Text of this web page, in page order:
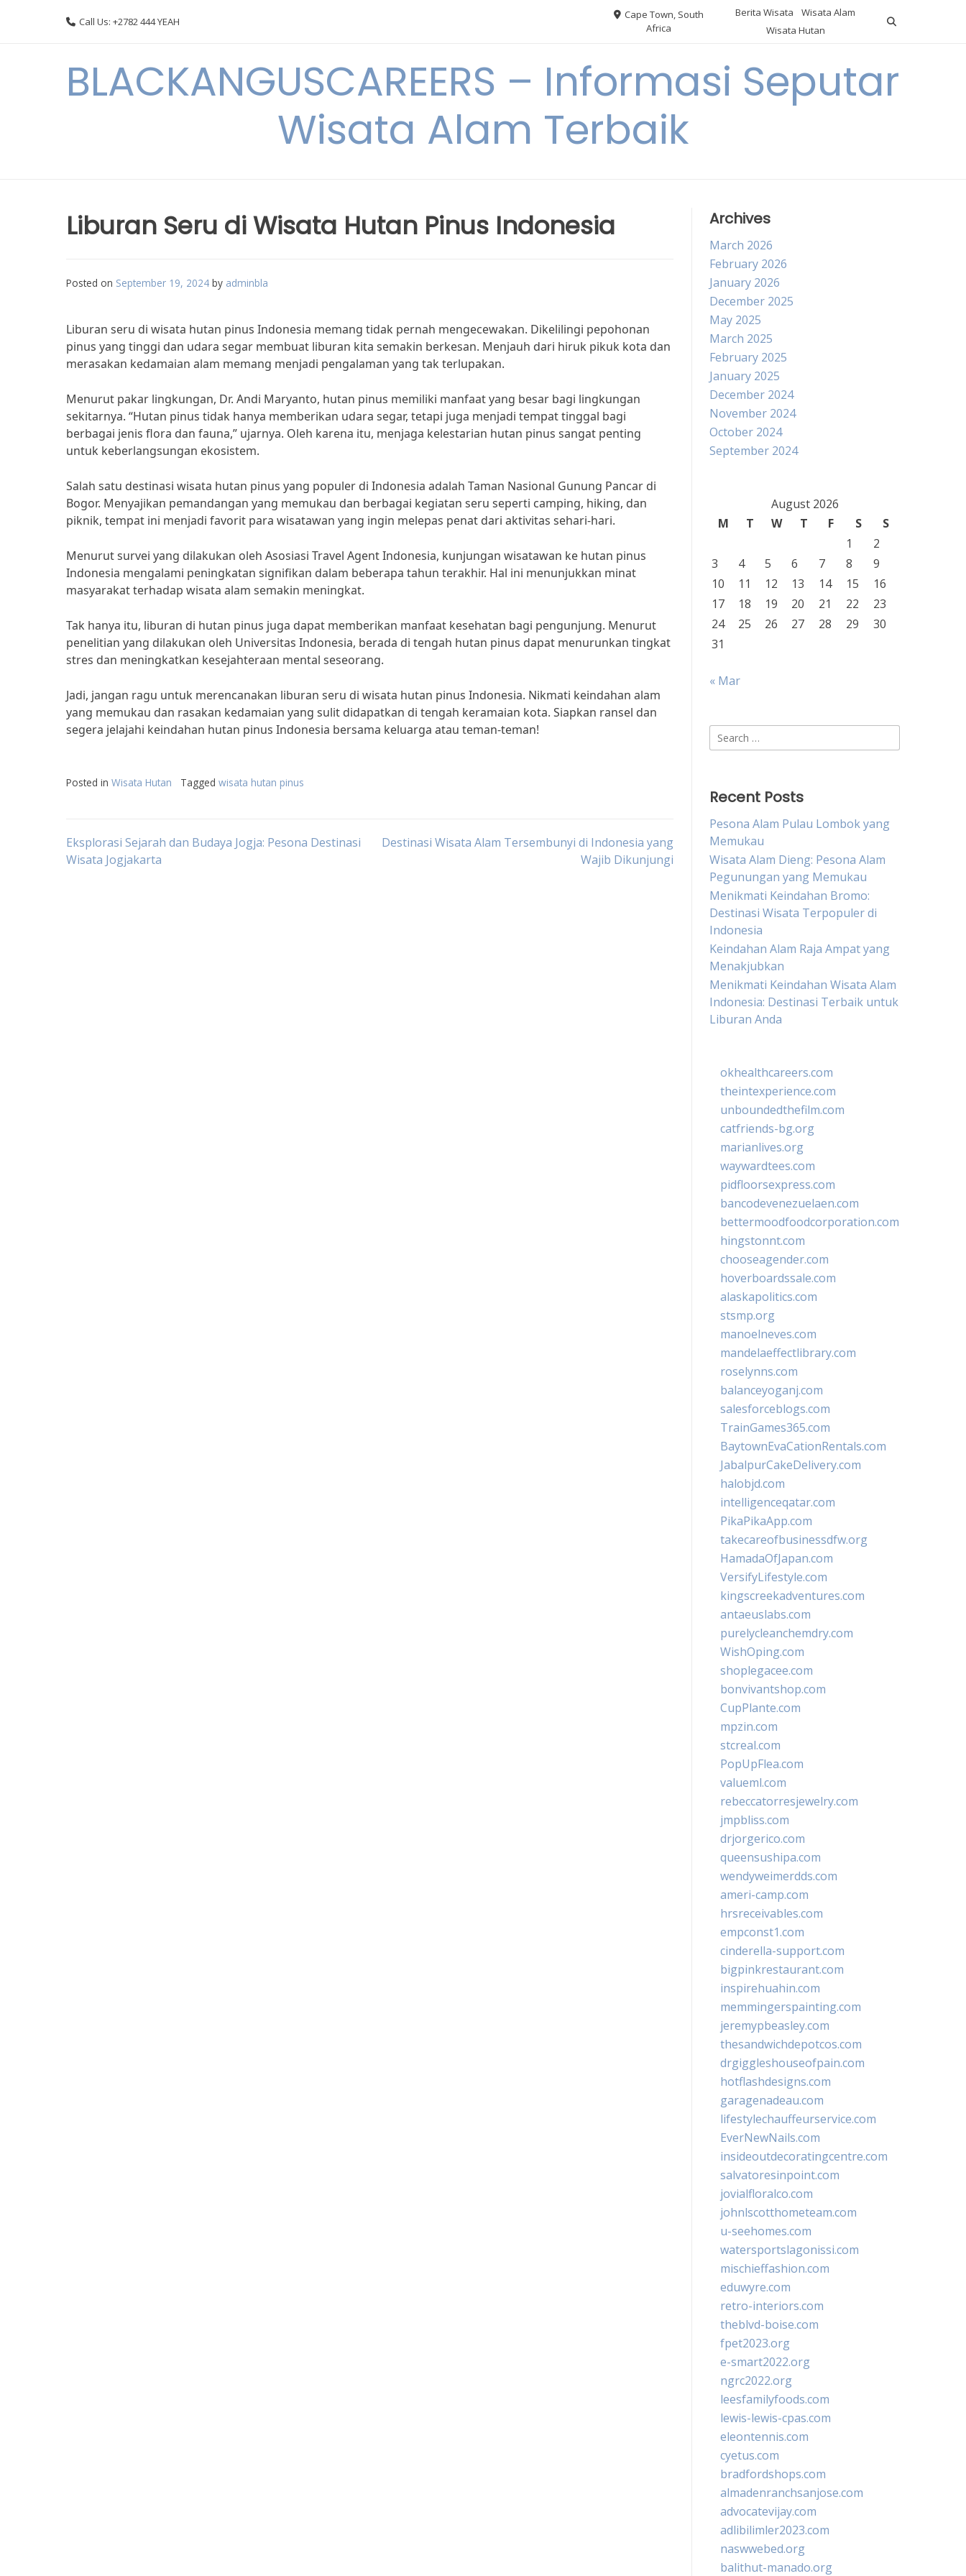
Call Us: +2782 444 YEAH
Cape Town, South
Africa
Berita Wisata
Wisata Alam
Wisata Hutan
BLACKANGUSCAREERS – Informasi Seputar
Wisata Alam Terbaik
Liburan Seru di Wisata Hutan Pinus Indonesia
Posted on September 19, 2024 by adminbla
Liburan seru di wisata hutan pinus Indonesia memang tidak pernah mengecewakan. Dikelilingi pepohonan
pinus yang tinggi dan udara segar membuat liburan kita semakin berkesan. Menjauh dari hiruk pikuk kota dan
merasakan kedamaian alam memang menjadi pengalaman yang tak terlupakan.
Menurut pakar lingkungan, Dr. Andi Maryanto, hutan pinus memiliki manfaat yang besar bagi lingkungan
sekitarnya. “Hutan pinus tidak hanya memberikan udara segar, tetapi juga menjadi tempat tinggal bagi
berbagai jenis flora dan fauna,” ujarnya. Oleh karena itu, menjaga kelestarian hutan pinus sangat penting
untuk keberlangsungan ekosistem.
Salah satu destinasi wisata hutan pinus yang populer di Indonesia adalah Taman Nasional Gunung Pancar di
Bogor. Menyajikan pemandangan yang memukau dan berbagai kegiatan seru seperti camping, hiking, dan
piknik, tempat ini menjadi favorit para wisatawan yang ingin melepas penat dari aktivitas sehari-hari.
Menurut survei yang dilakukan oleh Asosiasi Travel Agent Indonesia, kunjungan wisatawan ke hutan pinus
Indonesia mengalami peningkatan signifikan dalam beberapa tahun terakhir. Hal ini menunjukkan minat
masyarakat terhadap wisata alam semakin meningkat.
Tak hanya itu, liburan di hutan pinus juga dapat memberikan manfaat kesehatan bagi pengunjung. Menurut
penelitian yang dilakukan oleh Universitas Indonesia, berada di tengah hutan pinus dapat menurunkan tingkat
stres dan meningkatkan kesejahteraan mental seseorang.
Jadi, jangan ragu untuk merencanakan liburan seru di wisata hutan pinus Indonesia. Nikmati keindahan alam
yang memukau dan rasakan kedamaian yang sulit didapatkan di tengah keramaian kota. Siapkan ransel dan
segera jelajahi keindahan hutan pinus Indonesia bersama keluarga atau teman-teman!
Posted in Wisata Hutan Tagged wisata hutan pinus
Post
Eksplorasi Sejarah dan Budaya Jogja: Pesona Destinasi
Wisata Jogjakarta
Destinasi Wisata Alam Tersembunyi di Indonesia yang
Wajib Dikunjungi
Archives
March 2026
February 2026
January 2026
December 2025
May 2025
March 2025
February 2025
January 2025
December 2024
November 2024
October 2024
September 2024
August 2026
M
T W T F S
S
1
2
3
4 5 6 7 8
9
10
11 12 13 14 15
16
17
18 19 20 21 22
23
24
25 26 27 28 29
30
31
« Mar
Search
for:
Recent Posts
Pesona Alam Pulau Lombok yang
Memukau
Wisata Alam Dieng: Pesona Alam
Pegunungan yang Memukau
Menikmati Keindahan Bromo:
Destinasi Wisata Terpopuler di
Indonesia
Keindahan Alam Raja Ampat yang
Menakjubkan
Menikmati Keindahan Wisata Alam
Indonesia: Destinasi Terbaik untuk
Liburan Anda
okhealthcareers.com
theintexperience.com
unboundedthefilm.com
catfriends-bg.org
marianlives.org
waywardtees.com
pidfloorsexpress.com
bancodevenezuelaen.com
bettermoodfoodcorporation.com
hingstonnt.com
chooseagender.com
hoverboardssale.com
alaskapolitics.com
stsmp.org
manoelneves.com
mandelaeffectlibrary.com
roselynns.com
balanceyoganj.com
salesforceblogs.com
TrainGames365.com
BaytownEvaCationRentals.com
JabalpurCakeDelivery.com
halobjd.com
intelligenceqatar.com
PikaPikaApp.com
takecareofbusinessdfw.org
HamadaOfJapan.com
VersifyLifestyle.com
kingscreekadventures.com
antaeuslabs.com
purelycleanchemdry.com
WishOping.com
shoplegacee.com
bonvivantshop.com
CupPlante.com
mpzin.com
stcreal.com
PopUpFlea.com
valueml.com
rebeccatorresjewelry.com
jmpbliss.com
drjorgerico.com
queensushipa.com
wendyweimerdds.com
ameri-camp.com
hrsreceivables.com
empconst1.com
cinderella-support.com
bigpinkrestaurant.com
inspirehuahin.com
memmingerspainting.com
jeremypbeasley.com
thesandwichdepotcos.com
drgiggleshouseofpain.com
hotflashdesigns.com
garagenadeau.com
lifestylechauffeurservice.com
EverNewNails.com
insideoutdecoratingcentre.com
salvatoresinpoint.com
jovialfloralco.com
johnlscotthometeam.com
u-seehomes.com
watersportslagonissi.com
mischieffashion.com
eduwyre.com
retro-interiors.com
theblvd-boise.com
fpet2023.org
e-smart2022.org
ngrc2022.org
leesfamilyfoods.com
lewis-lewis-cpas.com
eleontennis.com
cyetus.com
bradfordshops.com
almadenranchsanjose.com
advocatevijay.com
adlibilimler2023.com
naswwebed.org
balithut-manado.org